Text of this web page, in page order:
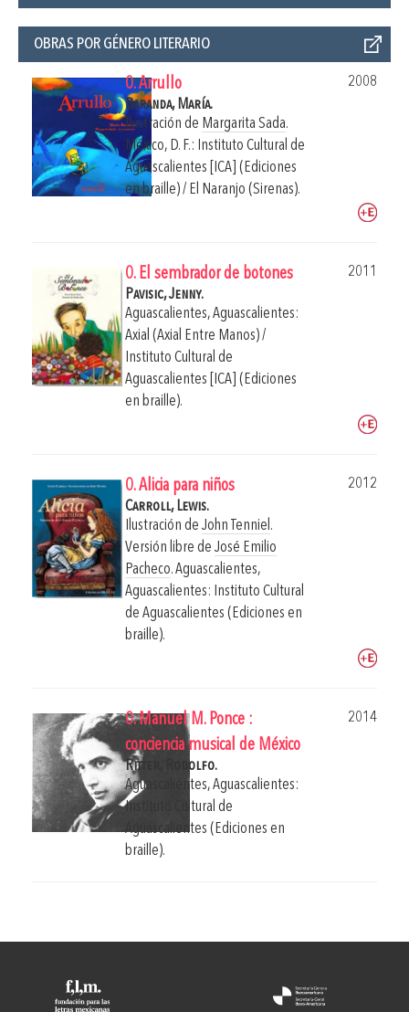
OBRAS POR GÉNERO LITERARIO
0. Arrullo
2008
Baranda, María.
Ilustración de Margarita Sada.
México, D. F.: Instituto Cultural de
Aguascalientes [ICA] (Ediciones
en braille) / El Naranjo (Sirenas).
0. El sembrador de botones
2011
Pavisic, Jenny.
Aguascalientes, Aguascalientes:
Axial (Axial Entre Manos) /
Instituto Cultural de
Aguascalientes [ICA] (Ediciones
en braille).
0. Alicia para niños
2012
Carroll, Lewis.
Ilustración de John Tenniel.
Versión libre de José Emilio
Pacheco.Aguascalientes,
Aguascalientes: Instituto Cultural
de Aguascalientes (Ediciones en
braille).
0. Manuel M. Ponce :
conciencia musical de México
2014
Ritter, Rodolfo.
Aguascalientes, Aguascalientes:
Instituto Cultural de
Aguascalientes (Ediciones en
braille).